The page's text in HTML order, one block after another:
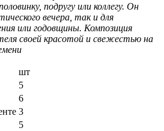
подругу или коллегу. Он
вечера, так и для
или годовщины. Композиция
своей красотой и свежестью на
шт
5
6
3
5